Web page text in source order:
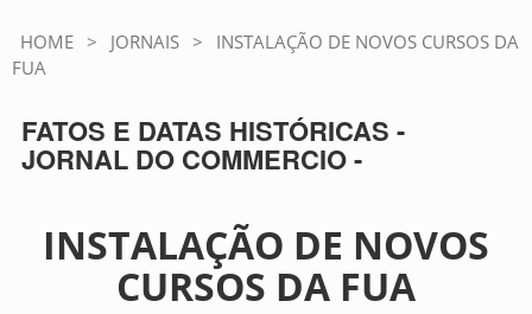
HOME > JORNAIS >
INSTALAÇÃO DE NOVOS CURSOS DA
FUA
FATOS E DATAS HISTÓRICAS -
JORNAL DO COMMERCIO -
INSTALAÇÃO DE NOVOS
CURSOS DA FUA